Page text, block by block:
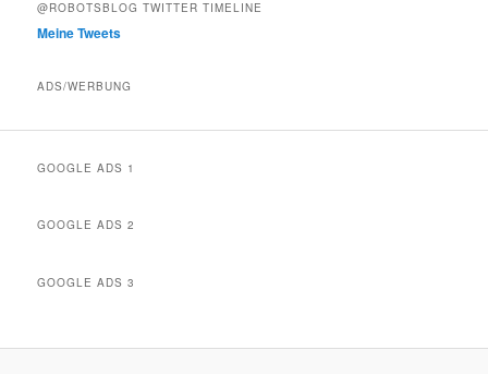
@ROBOTSBLOG TWITTER TIMELINE
Meine Tweets
ADS/WERBUNG
GOOGLE ADS 1
GOOGLE ADS 2
GOOGLE ADS 3